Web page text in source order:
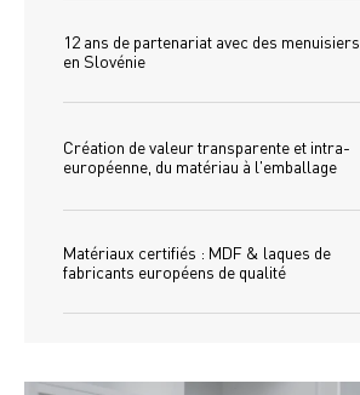
12 ans de partenariat avec des menuisiers
en Slovénie
Création de valeur transparente et intra-
européenne, du matériau à l'emballage
Matériaux certifiés : MDF & laques de
fabricants européens de qualité